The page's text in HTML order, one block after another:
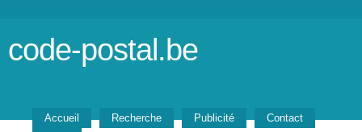
code-postal.be
Accueil Recherche Publicité
Contact